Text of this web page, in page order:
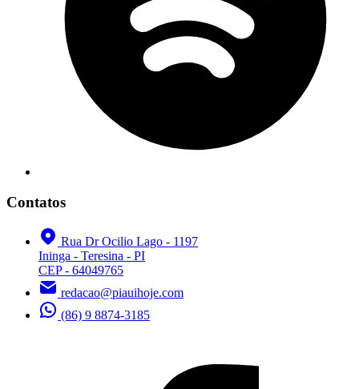
Contatos
Rua Dr Ocilio Lago - 1197
Ininga - Teresina - PI
CEP - 64049765
redacao@piauihoje.com
(86) 9 8874-3185